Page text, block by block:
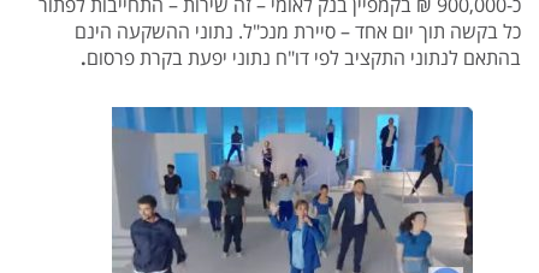
כל בקשה תוך יום אחד – סיירת מנכ"ל. נתוני ההשקעה הינם
בהתאם לנתוני התקציב לפי דו"ח נתוני יפעת בקרת פרסום.